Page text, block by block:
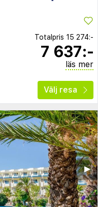
Totalpris 15 274:-
7 637:-
läs mer
Välj resa
▶︎